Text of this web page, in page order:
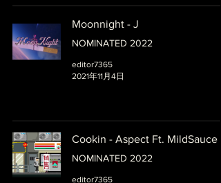
Moonnight - J
NOMINATED 2022
editor7365
2021年11月4日
Cookin - Aspect Ft. MildSauce
NOMINATED 2022
editor7365